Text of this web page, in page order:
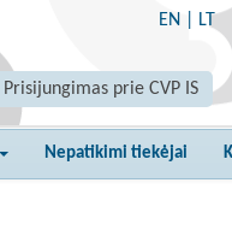
EN LT
Prisijungimas prie CVP IS
Nepatikimi tiekėjai